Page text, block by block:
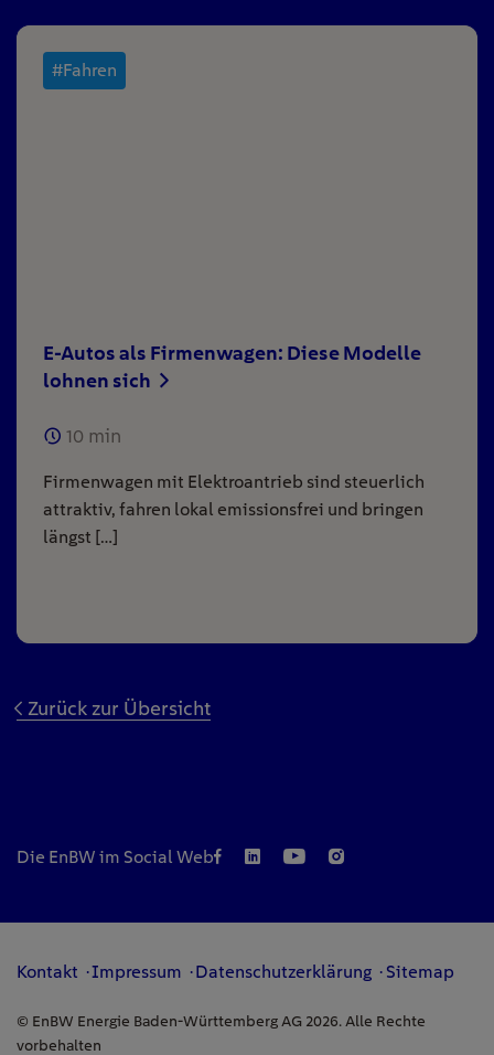
#Fahren
E-Autos als Firmenwagen: Diese Modelle
lohnen sich
10 min
Firmenwagen mit Elektroantrieb sind steuerlich
attraktiv, fahren lokal emissionsfrei und bringen
längst […]
Zurück zur Übersicht
Die EnBW im Social Web
Kontakt Impressum Datenschutzerklärung Sitemap
© EnBW Energie Baden-Württemberg AG 2026. Alle Rechte
vorbehalten